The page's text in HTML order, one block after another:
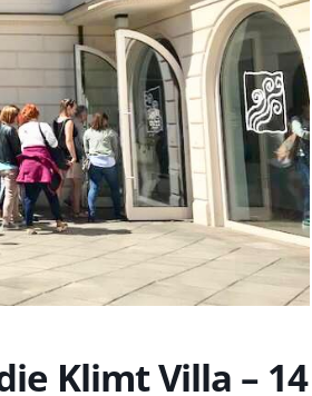
Klimt Villa – 14